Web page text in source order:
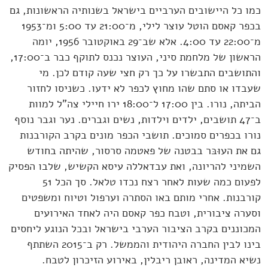
כמו כל היישובים הערביים בישראל בשנותיה הראשונות, גם
בכפר קאסם הוטל עוצר לילי, מ־21:00 עד 5:00 ומ־1953
מ־22:00 עד 4:00. אלא שב־29 באוקטובר 1956, יומה
הראשון של מלחמת סיני, העוצר נכנס לתוקף כבר ב־17:00,
והתושבים התבשרו על כך רק חצי שעה קודם לכן. מי
שעבדו או סתם שהו מחוץ לכפר לא ידעו. כשניסו לחזור
הביתה, נורו. בין 17:00 ל־18:00 ירו חיילי צה"ל למוות
ב־47 תושבים, ילדים וילדות, נשים וגברים. נער וגבר נוסף
נורו בכפרים סמוכים. תושבי הכפר מונים בקרב הקורבנות
גם את העוּבּר בבטנה של פאטמה סרסור, שהיתה בחודש
השמיני להריונה, ואת עבדאללה עיסא הקשיש, שלבו הפסיק
לפעום כמה שעות לאחר רצח נכדו טלאל. סך הכל 51
קורבנות. אחרי מותם באו הסתרה וערפול וטיוח ומשפטים
וסערה ציבורית, וטבח כפר קאסם היה לאחד האירועים
המכוננים בקרב הציבור הערבי בישראל ובכל הנוגע ליחסים
בינו לבין החברה היהודית והממשל. רק ב־2015 השתתף
נשיא המדינה, ראובן ריבלין, באירוע הזיכרון לטבח.